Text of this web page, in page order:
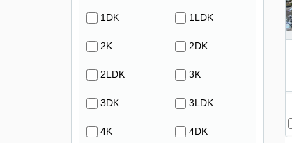
1DK 1LDK
2K 2DK
2LDK 3K
3DK 3LDK
4K 4DK